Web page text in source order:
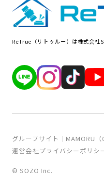
ReTrue（リトゥルー）は株式会社
運営会社プライバシーポリシ
グループサイト｜MAMORU（
© SOZO Inc.